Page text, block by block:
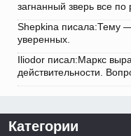
загнанный зверь все по
Shepkina писала:Тему
уверенных.
Iliodor писал:Маркс
действительности.
Категории